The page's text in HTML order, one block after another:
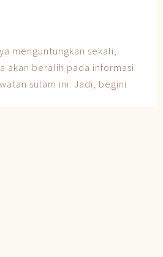
menguntungkan sekali,
akan beralih pada informasi
sulam ini. Jadi, begini